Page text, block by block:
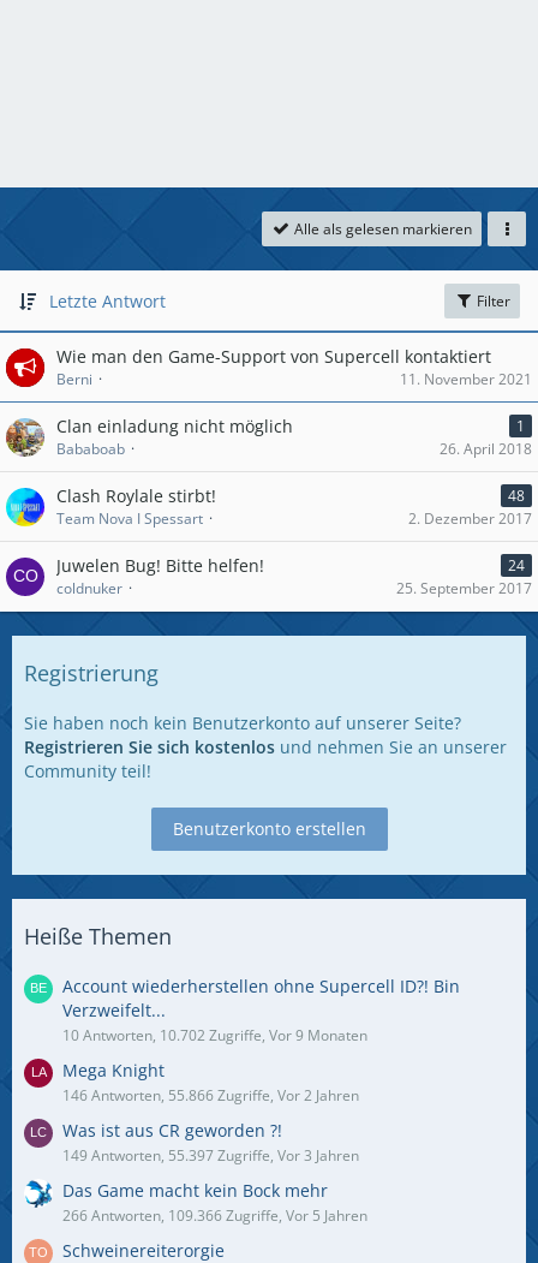
Alle als gelesen markieren
Letzte Antwort Filter
Wie man den Game-Support von Supercell kontaktiert
Berni 11. November 2021
Clan einladung nicht möglich
1
Bababoab
26. April 2018
Clash Roylale stirbt!
48
Team Nova I Spessart
2. Dezember 2017
Juwelen Bug! Bitte helfen!
24
coldnuker
25. September 2017
Registrierung
Sie haben noch kein Benutzerkonto auf unserer Seite?
Registrieren Sie sich kostenlos und nehmen Sie an unserer
Community teil!
Benutzerkonto erstellen
Heiße Themen
Account wiederherstellen ohne Supercell ID?! Bin
Verzweifelt...
10 Antworten, 10.702 Zugriffe, Vor 9 Monaten
Mega Knight
146 Antworten, 55.866 Zugriffe, Vor 2 Jahren
Was ist aus CR geworden ?!
149 Antworten, 55.397 Zugriffe, Vor 3 Jahren
Das Game macht kein Bock mehr
266 Antworten, 109.366 Zugriffe, Vor 5 Jahren
Schweinereiterorgie